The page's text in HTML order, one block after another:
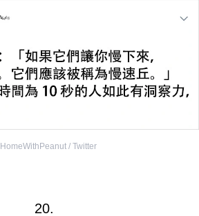
HomeWithPeanut / Twitter
20.